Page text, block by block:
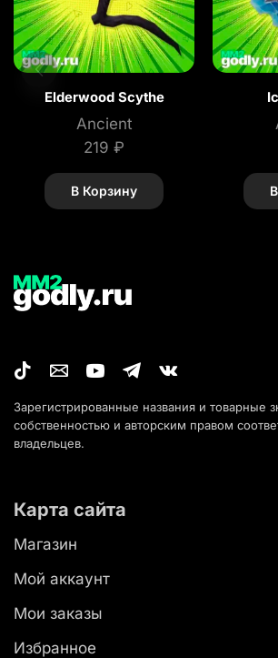
Elderwood Scythe
Ancient
219 ₽
В Корзину
Зарегистрированные названия и товарные
собственностью и авторским правом
владельцев.
Карта сайта
Магазин
Мой аккаунт
Мои заказы
Избранное